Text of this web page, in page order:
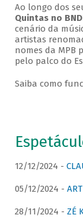
Ao longo dos
Quintas no
cenário da
artistas
nomes da MPB
pelo palco do
Saiba como
12/12/2024 -
05/12/2024 -
28/11/2024 - ZÉ